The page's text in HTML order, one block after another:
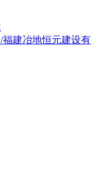
建冶地恒元建设有